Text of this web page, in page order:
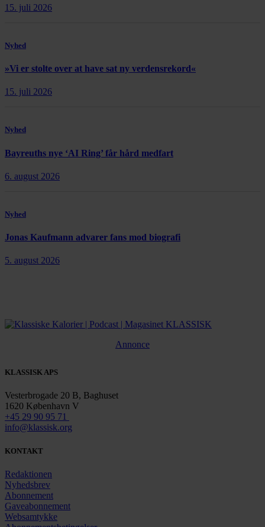
15. juli 2026
Nyhed
»Vi er stolte over at have sat ny verdensrekord«
15. juli 2026
Nyhed
Bayreuths nye ‘AI Ring’ får hård medfart
6. august 2026
Nyhed
Jonas Kaufmann advarer fans mod biografi
5. august 2026
Annonce
KLASSISK APS
Vesterbrogade 20 B, Baghuset
1620 København V
+45 29 90 95 71
info@klassisk.org
KONTAKT
Redaktionen
Nyhedsbrev
Abonnement
Gaveabonnement
Websamtykke